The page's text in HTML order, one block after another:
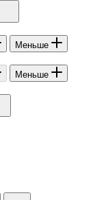
Меньше
Меньше